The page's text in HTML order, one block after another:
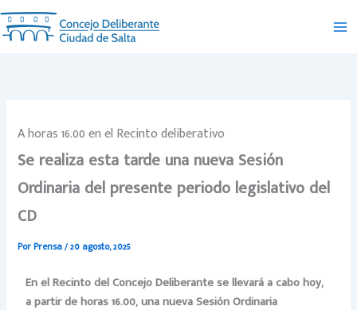
Ir
al
contenido
A horas 16.00 en el Recinto deliberativo
Se realiza esta tarde una nueva Sesión
Ordinaria del presente periodo legislativo del
CD
PorPrensa/20 agosto, 2025
En el Recinto del Concejo Deliberante se llevará a cabo hoy,
a partir de horas 16.00, una nueva Sesión Ordinaria